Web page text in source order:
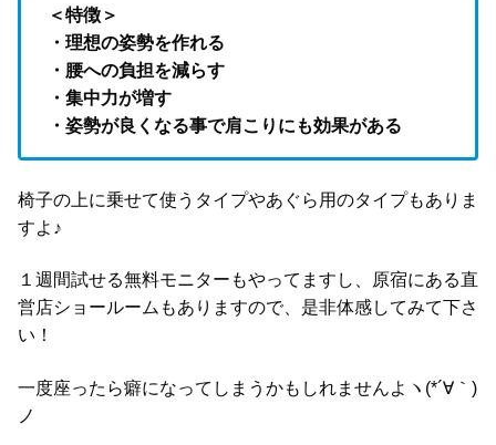
＜特徴＞
・理想の姿勢を作れる
・腰への負担を減らす
・集中力が増す
・姿勢が良くなる事で肩こりにも効果がある
椅子の上に乗せて使うタイプやあぐら用のタイプもありま
すよ♪
１週間試せる無料モニターもやってますし、原宿にある直
営店ショールームもありますので、是非体感してみて下さ
い！
一度座ったら癖になってしまうかもしれませんよヽ(*´∀｀)
ノ